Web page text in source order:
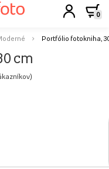
0
Portfólio fotokniha,
cm
)